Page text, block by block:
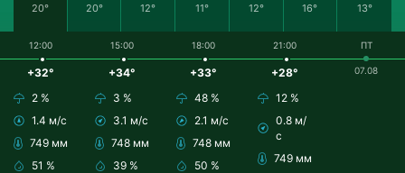
20° 20° 12° 11° 12° 16° 13°
12:00
+32°
2 %
1.4 м/с
749 мм
51 %
15:00
+34°
3 %
3.1 м/с
748 мм
39 %
18:00
+33°
48 %
2.1 м/с
748 мм
50 %
21:00
+28°
12 %
0.8 м/
с
749 мм
ПТ
07.08